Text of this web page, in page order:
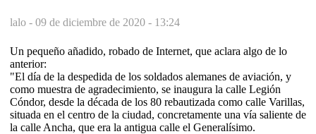
lalo - 09 de diciembre de 2020 - 13:24
Un pequeño añadido, robado de Internet, que aclara algo de lo
anterior:
"El día de la despedida de los soldados alemanes de aviación, y
como muestra de agradecimiento, se inaugura la calle Legión
Cóndor, desde la década de los 80 rebautizada como calle Varillas,
situada en el centro de la ciudad, concretamente una vía saliente de
la calle Ancha, que era la antigua calle el Generalísimo.